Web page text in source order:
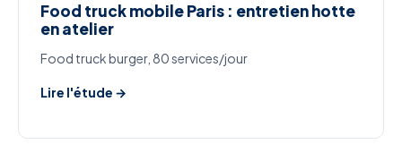
Food truck mobile Paris : entretien hotte
en atelier
Food truck burger, 80 services/jour
Lire l'étude →